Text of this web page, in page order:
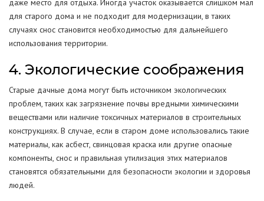
даже место для отдыха. Иногда участок оказывается слишком мал
для старого дома и не подходит для модернизации, в таких
случаях снос становится необходимостью для дальнейшего
использования территории.
4. Экологические соображения
Старые дачные дома могут быть источником экологических
проблем, таких как загрязнение почвы вредными химическими
веществами или наличие токсичных материалов в строительных
конструкциях. В случае, если в старом доме использовались такие
материалы, как асбест, свинцовая краска или другие опасные
компоненты, снос и правильная утилизация этих материалов
становятся обязательными для безопасности экологии и здоровья
людей.